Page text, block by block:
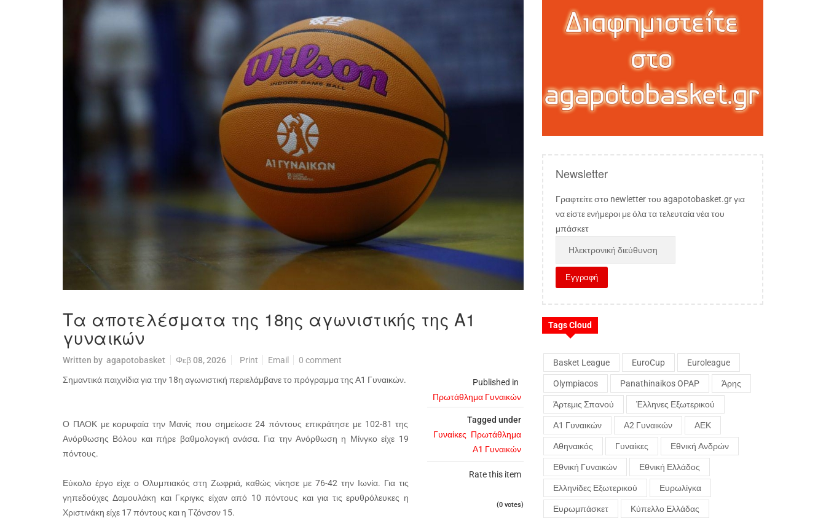
Τα αποτελέσματα της 18ης αγωνιστικής της Α1
γυναικών
Written by agapotobasket Φεβ 08, 2026 Print Email 0 comment
Published in
Πρωτάθλημα Γυναικών
Tagged under
Γυναίκες Πρωτάθλημα
Α1 Γυναικών
Rate this item
(0 votes)
Σημαντικά παιχνίδια για την 18η αγωνιστική περιελάμβανε το πρόγραμμα της Α1 Γυναικών.
Ο ΠΑΟΚ με κορυφαία την Μανίς που σημείωσε 24 πόντους επικράτησε με 102-81 της
Ανόρθωσης Βόλου και πήρε βαθμολογική ανάσα. Για την Ανόρθωση η Μίνγκο είχε 19
πόντους.
Εύκολο έργο είχε ο Ολυμπιακός στη Ζωφριά, καθώς νίκησε με 76-42 την Ιωνία. Για τις
γηπεδούχες Δαμουλάκη και Γκριγκς είχαν από 10 πόντους και για τις ερυθρόλευκες η
Χριστινάκη είχε 17 πόντους και η Τζόνσον 15.
Newsletter
Γραφτείτε στο newletter του agapotobasket.gr για
να είστε ενήμεροι με όλα τα τελευταία νέα του
μπάσκετ
Tags Cloud
Basket League EuroCup Euroleague
Olympiacos Panathinaikos OPAP Άρης
Άρτεμις Σπανού Έλληνες Εξωτερικού
Α1 Γυναικών Α2 Γυναικών ΑΕΚ
Αθηναικός Γυναίκες Εθνική Ανδρών
Εθνική Γυναικών Εθνική Ελλάδος
Ελληνίδες Εξωτερικού Ευρωλίγκα
Ευρωμπάσκετ Κύπελλο Ελλάδας